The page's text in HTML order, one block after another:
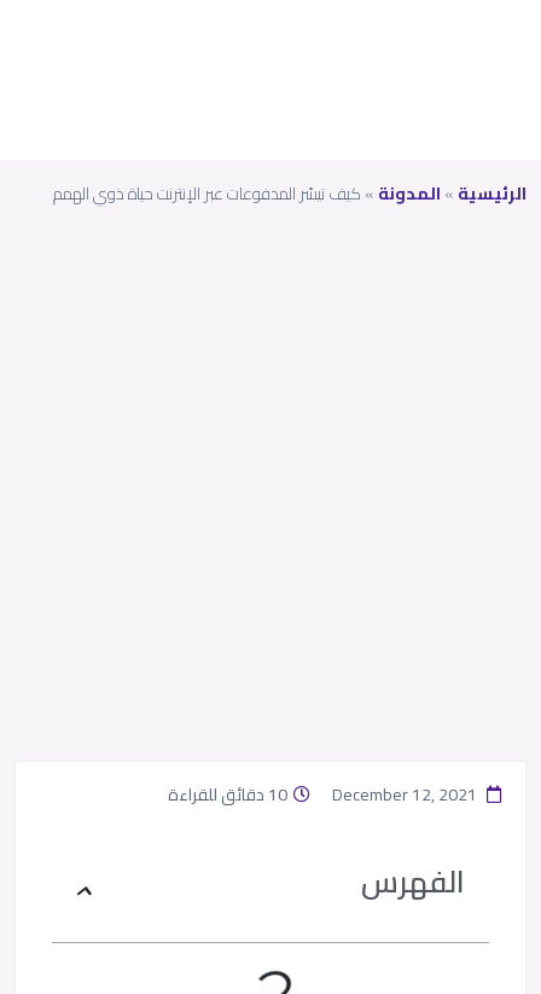
الرئيسية»المدونة»كيف تيسّر المدفوعات عبر الإنترنت حياة ذوي الهمم
10 دقائق للقراءة
الفهرس